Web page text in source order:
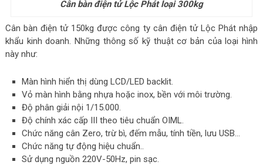
Cân bàn điện tử Lộc Phát loại 300kg
Cân bàn điện tử 150kg được công ty cân điện tử Lộc Phát nhập
khẩu kinh doanh. Những thông số kỹ thuật cơ bản của loại hình
này như:
Màn hình hiển thị dùng LCD/LED backlit.
Vỏ màn hình bằng nhựa hoặc inox, bền với môi trường.
Độ phân giải nội 1/15.000.
Độ chính xác cấp III theo tiêu chuẩn OIML.
Chức năng cân Zero, trừ bì, đếm mẫu, tính tiền, lưu USB…
Chức năng tự động hiệu chuẩn..
Sử dụng nguồn 220V-50Hz, pin sạc.